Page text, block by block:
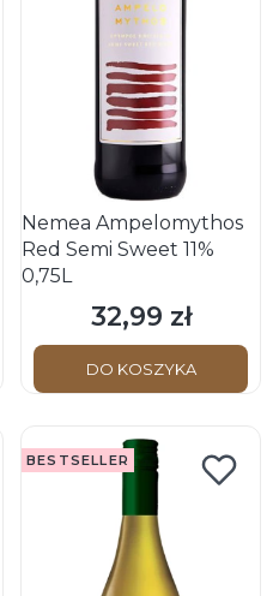
Nemea Ampelomythos
Red Semi Sweet 11%
0,75L
Cena
32,99 zł
DO KOSZYKA
BESTSELLER